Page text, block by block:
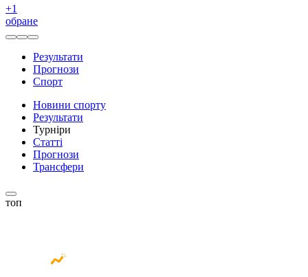
+1
обране
Результати
Прогнози
Спорт
Новини спорту
Результати
Турніри
Статті
Прогнози
Трансфери
топ